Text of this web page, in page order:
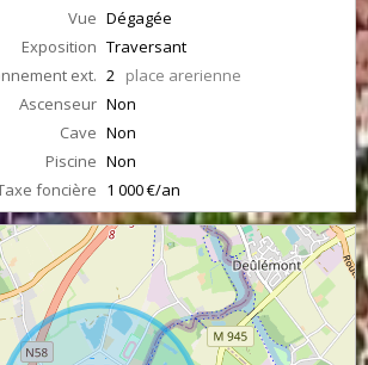
Vue Dégagée
Exposition Traversant
ext. 2 place arerienne
Ascenseur Non
Cave Non
Piscine Non
foncière 1 000 €/an